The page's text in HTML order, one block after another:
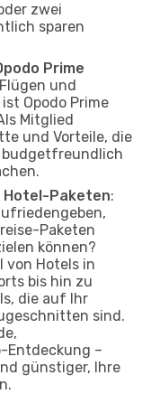
zwei
sparen
Prime
und
Opodo Prime
Mitglied
und Vorteile, die
budgetfreundlich
Hotel-Paketen:
Paketen
können?
von Hotels in
bis hin zu
die auf Ihr
sind.
Entdeckung –
günstiger, Ihre